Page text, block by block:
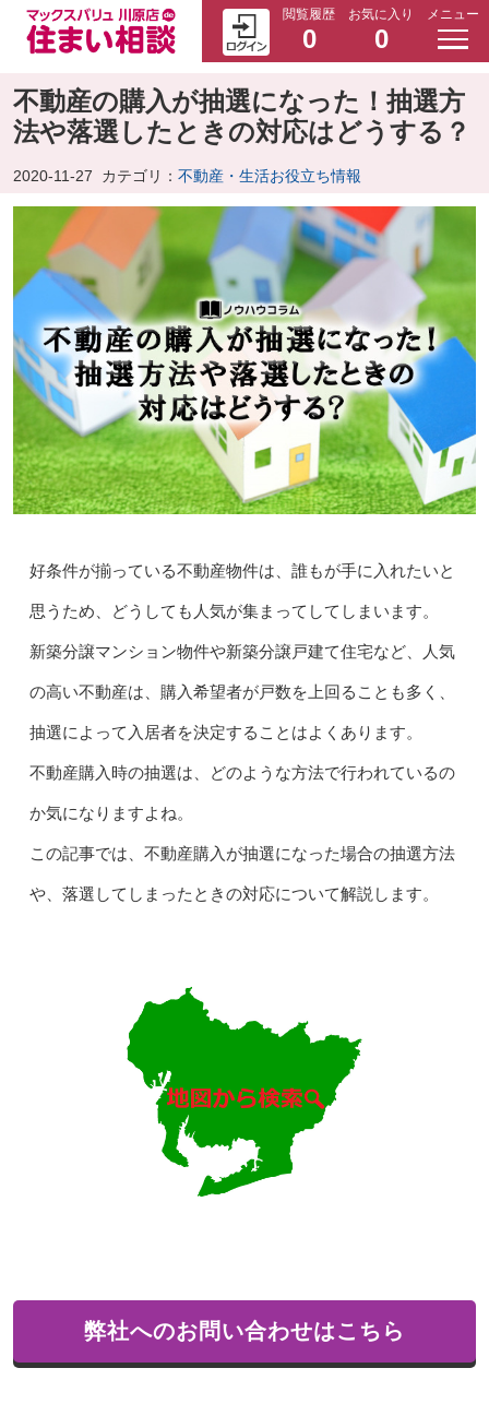
閲覧履歴
0
お気に入り
0
メニュー
不動産の購入が抽選になった！抽選方
法や落選したときの対応はどうする？
2020-11-27 カテゴリ： 不動産・生活お役立ち情報
好条件が揃っている不動産物件は、誰もが手に入れたいと
思うため、どうしても人気が集まってしてしまいます。
新築分譲マンション物件や新築分譲戸建て住宅など、人気
の高い不動産は、購入希望者が戸数を上回ることも多く、
抽選によって入居者を決定することはよくあります。
不動産購入時の抽選は、どのような方法で行われているの
か気になりますよね。
この記事では、不動産購入が抽選になった場合の抽選方法
や、落選してしまったときの対応について解説します。
弊社へのお問い合わせはこちら